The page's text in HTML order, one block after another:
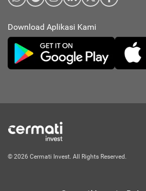
Download Aplikasi Kami
© 2026 Cermati Invest. All Rights Reserved.